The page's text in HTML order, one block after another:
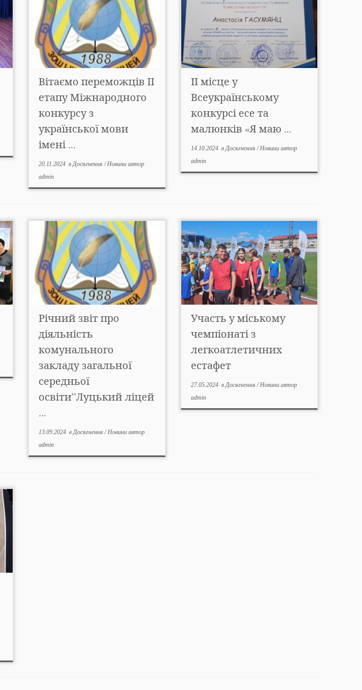
Вітаємо переможців ІІ
етапу Міжнародного
конкурсу з
української мови
імені ...
20.11.2024вДосягнення/Новини автор
admin
ІІ місце у
Всеукраїнському
конкурсі есе та
малюнків «Я маю ...
14.10.2024вДосягнення/Новини автор
admin
Річний звіт про
діяльність
комунального
закладу загальної
середньої
освіти”Луцький ліцей
...
13.09.2024вДосягнення/Новини автор
admin
Участь у міському
чемпіонаті з
легкоатлетичних
естафет
27.05.2024вДосягнення/Новини автор
admin